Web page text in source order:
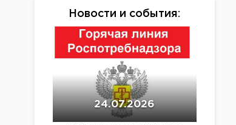
Новости и события:
24.07.2026